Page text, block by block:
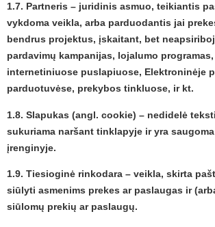
1.7. Partneris – juridinis asmuo, teikiantis
vykdoma veikla, arba parduodantis jai
bendrus projektus, įskaitant, bet
pardavimų kampanijas, lojalumo
internetiniuose puslapiuose, Elektroninėje
parduotuvėse, prekybos tinkluose, ir kt.
1.8. Slapukas (angl. cookie) – nedidelė
sukuriama naršant tinklapyje ir yra
įrenginyje.
1.9. Tiesioginė rinkodara – veikla, skirta
siūlyti asmenims prekes ar paslaugas ir
siūlomų prekių ar paslaugų.